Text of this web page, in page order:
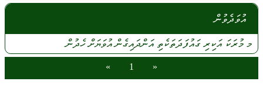
އުވަދެވުން
މ މުރަކައަކިރިގައުފަދަތަކެތިއަންދައިގެންއުވަޔަށްހެދުން
«
1
»